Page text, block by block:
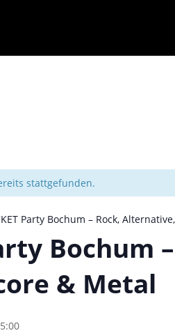
stattgefunden.
Party Bochum – Rock,
& Metal
5:00